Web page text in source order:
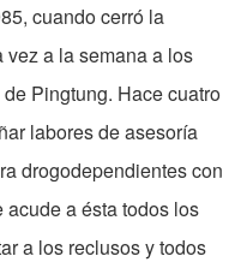
cuando cerró la
a la semana a los
Pingtung. Hace cuatro
labores de asesoría
drogodependientes con
a ésta todos los
a los reclusos y todos